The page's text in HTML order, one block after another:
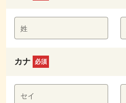
姓
カナ 必須
セイ